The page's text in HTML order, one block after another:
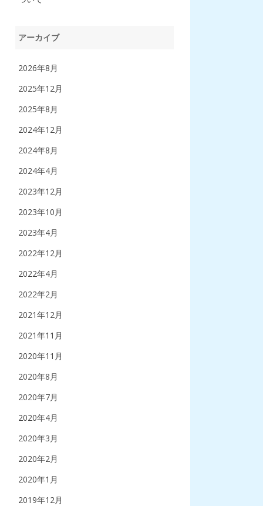
アーカイブ
2026年8月
2025年12月
2025年8月
2024年12月
2024年8月
2024年4月
2023年12月
2023年10月
2023年4月
2022年12月
2022年4月
2022年2月
2021年12月
2021年11月
2020年11月
2020年8月
2020年7月
2020年4月
2020年3月
2020年2月
2020年1月
2019年12月